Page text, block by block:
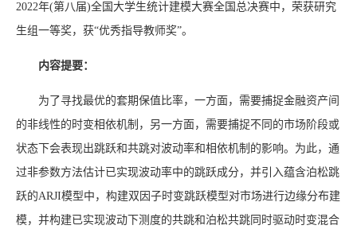
2022年(第八届)全国大学生统计建模大赛全国总决赛中，荣获研究
生组一等奖，获“优秀指导教师奖”。
内容提要：
为了寻找最优的套期保值比率，一方面，需要捕捉金融资产间
的非线性的时变相依机制，另一方面，需要捕捉不同的市场阶段或
状态下会表现出跳跃和共跳对波动率和相依机制的影响。为此，通
过非参数方法估计已实现波动率中的跳跃成分，并引入蕴含泊松跳
跃的ARJI模型中，构建双因子时变跳跃模型对市场进行边缘分布建
模，并构建已实现波动下测度的共跳和泊松共跳同时驱动时变混合